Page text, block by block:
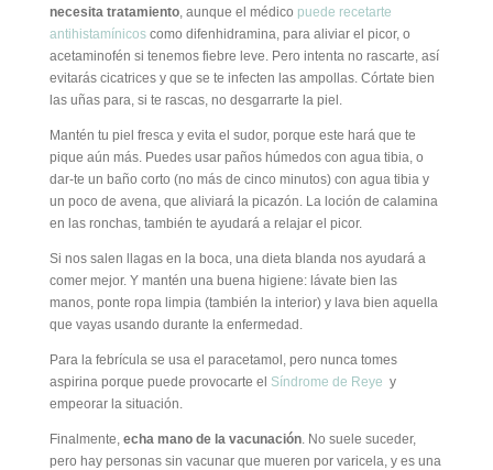
necesita tratamiento, aunque el médico puede recetarte
antihistamínicoscomo difenhidramina, para aliviar el picor, o
acetaminofén si tenemos fiebre leve. Pero intenta no rascarte, así
evitarás cicatrices y que se te infecten las ampollas. Córtate bien
las uñas para, si te rascas, no desgarrarte la piel.
Mantén tu piel fresca y evita el sudor, porque este hará que te
pique aún más. Puedes usar paños húmedos con agua tibia, o
dar-te un baño corto (no más de cinco minutos) con agua tibia y
un poco de avena, que aliviará la picazón. La loción de calamina
en las ronchas, también te ayudará a relajar el picor.
Si nos salen llagas en la boca, una dieta blanda nos ayudará a
comer mejor. Y mantén una buena higiene: lávate bien las
manos, ponte ropa limpia (también la interior) y lava bien aquella
que vayas usando durante la enfermedad.
Para la febrícula se usa el paracetamol, pero nunca tomes
aspirina porque puede provocarte el Síndrome de Reye y
empeorar la situación.
Finalmente, echa mano de la vacunación. No suele suceder,
pero hay personas sin vacunar que mueren por varicela, y es una